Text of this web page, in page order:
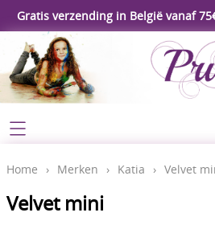
Gratis verzending in België vanaf
Webshop
Koopjeshoek
****Nieuw****
Home
Contact
Home › Merken › Katia › Velvet
Velvet mini